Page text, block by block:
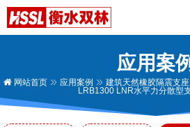
应用案
网站首页 应用案例
建筑天然橡胶隔震支
LRB1300 LNR水平力分散型